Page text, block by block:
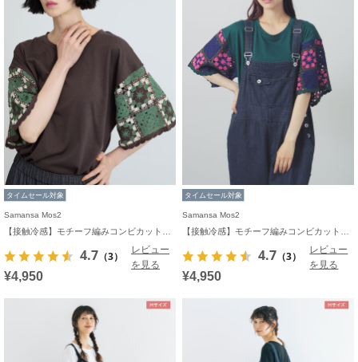
タイムセール対象
Samansa Mos2
4.7 （3）
レビュー
を見る
¥4,950
タイムセール対象
Samansa Mos2
4.7 （3）
レビュー
を見る
¥4,950